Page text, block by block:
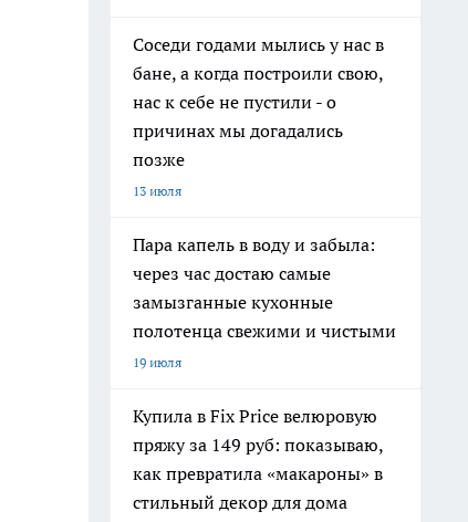
Соседи годами мылись у нас в
бане, а когда построили свою,
нас к себе не пустили - о
причинах мы догадались
позже
13 июля
Пара капель в воду и забыла:
через час достаю самые
замызганные кухонные
полотенца свежими и чистыми
19 июля
Купила в Fix Price велюровую
пряжу за 149 руб: показываю,
как превратила «макароны» в
стильный декор для дома